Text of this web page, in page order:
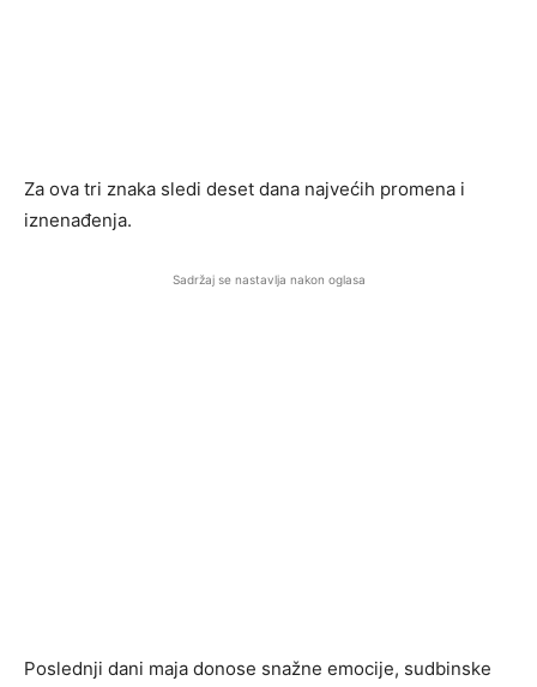
Za ova tri znaka sledi deset dana najvećih promena i
iznenađenja.
Sadržaj se nastavlja nakon oglasa
Poslednji dani maja donose snažne emocije, sudbinske